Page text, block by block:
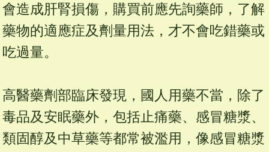
會造成肝腎損傷，購買前應先詢藥師，了解
藥物的適應症及劑量用法，才不會吃錯藥或
吃過量。
高醫藥劑部臨床發現，國人用藥不當，除了
毒品及安眠藥外，包括止痛藥、感冒糖漿、
類固醇及中草藥等都常被濫用，像感冒糖漿